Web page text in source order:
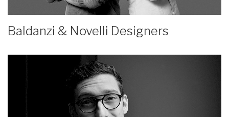
Baldanzi & Novelli Designers